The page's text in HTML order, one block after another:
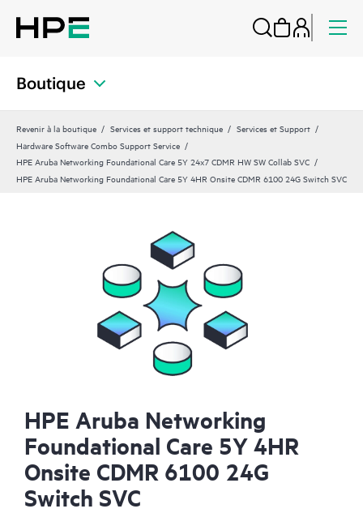
Boutique
Revenir à la boutique Services et support technique
Services et Support
Hardware Software Combo Support Service
HPE Aruba Networking Foundational Care 5Y 24x7 CDMR HW SW Collab SVC
HPE Aruba Networking Foundational Care 5Y 4HR Onsite CDMR 6100 24G Switch SVC
HPE Aruba Networking
Foundational Care 5Y 4HR
Onsite CDMR 6100 24G
Switch SVC